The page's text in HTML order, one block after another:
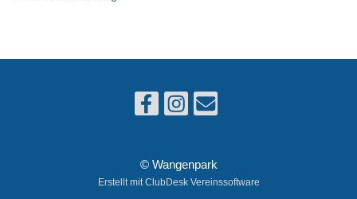
© Wangenpark
Erstellt mit ClubDesk Vereinssoftware